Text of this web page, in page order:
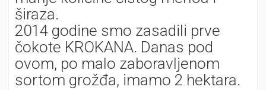
širaza.
2014 godine smo zasadili prve
čokote KROKANA. Danas pod
ovom, po malo zaboravljenom
sortom grožđa, imamo 2 hektara.